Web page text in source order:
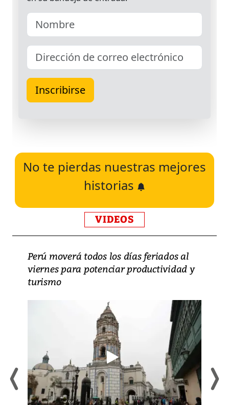
No te pierdas nuestras mejores
historias
VIDEOS
Perú moverá todos los días feriados al
viernes para potenciar productividad y
turismo